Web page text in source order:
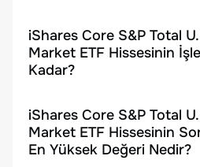
iShares Core S&P Total
Market ETF Hissesinin
Kadar?
iShares Core S&P Total
Market ETF Hissesinin
En Yüksek Değeri Nedir?